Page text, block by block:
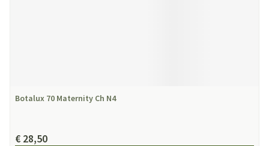
Botalux 70 Maternity Ch N4
€ 28,50